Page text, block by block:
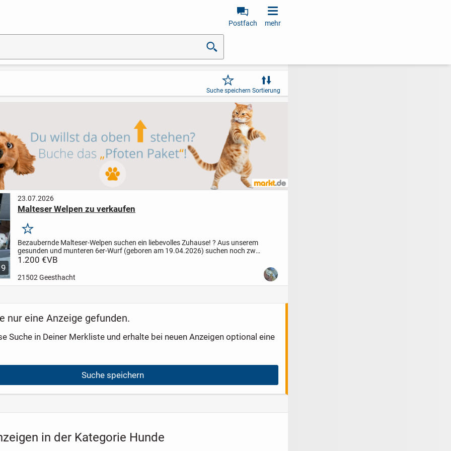
Postfach mehr
Suche speichern Sortierung
9
23.07.2026
Malteser Welpen zu verkaufen
Merken
Bezaubernde Malteser-Welpen suchen ein liebevolles Zuhause! ? Aus unserem
gesunden und munteren 6er-Wurf (geboren am 19.04.2026) suchen noch zwei
kleine Herzensbrecher ihre Familien fürs Leben:
1.200 €VB
21502 Geesthacht
nur eine Anzeige gefunden.
Suche in Deiner Merkliste und erhalte bei neuen Anzeigen optional eine
Suche speichern
in der Kategorie Hunde